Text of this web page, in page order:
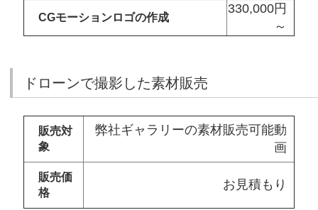
CGモーションロゴの作成
330,000円
～
ドローンで撮影した素材販売
販売対
象
弊社ギャラリーの素材販売可能動
画
販売価
格
お見積もり